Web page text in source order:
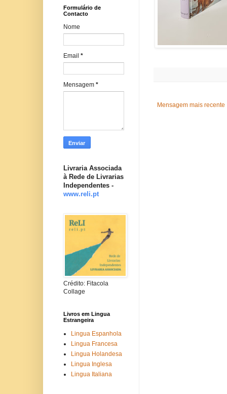
Mensagem mais recente
Formulário de
Contacto
Nome
Email *
Mensagem *
Livraria Associada
à Rede de Livrarias
Independentes -
www.reli.pt
Crédito: Fitacola
Collage
Livros em Lingua
Estrangeira
Lingua Espanhola
Lingua Francesa
Lingua Holandesa
Lingua Inglesa
Lingua Italiana